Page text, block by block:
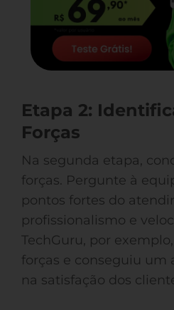
Etapa 2:
Forças
Na segunda etapa,
forças. Pergunte à
pontos fortes do
profissionalismo e
TechGuru, por
forças e conseguiu um
na satisfação dos